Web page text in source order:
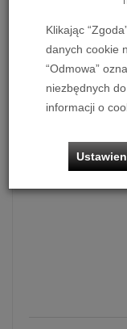
Powiadom o
Historia ceny
Dostępne
Klikając
danych cookie
“Odmowa”
niezbędnych
informacji o